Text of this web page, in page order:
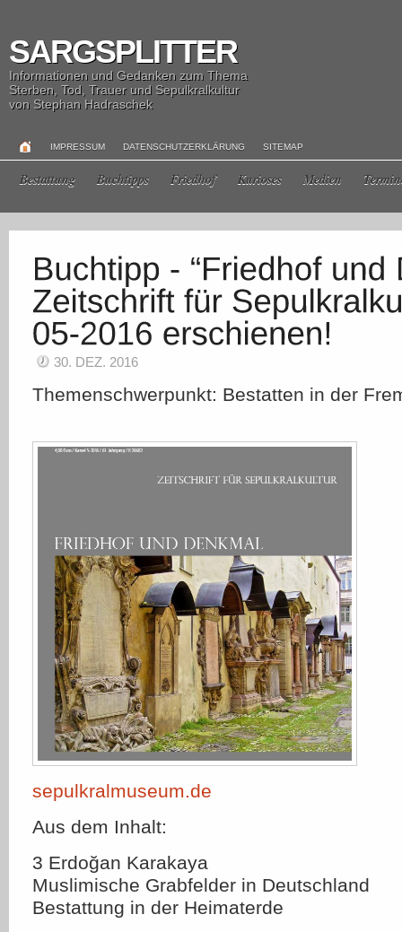
SARGSPLITTER
Informationen und Gedanken zum Thema
Sterben, Tod, Trauer und Sepulkralkultur
von Stephan Hadraschek
IMPRESSUM DATENSCHUTZERKLÄRUNG SITEMAP
Bestattung Buchtipps Friedhof Kurioses Medien
30. DEZ. 2016
Themenschwerpunkt: Bestatten in der
sepulkralmuseum.de
Aus dem Inhalt:
3 Erdoğan Karakaya
Muslimische Grabfelder in Deutschland 
Bestattung in der Heimaterde